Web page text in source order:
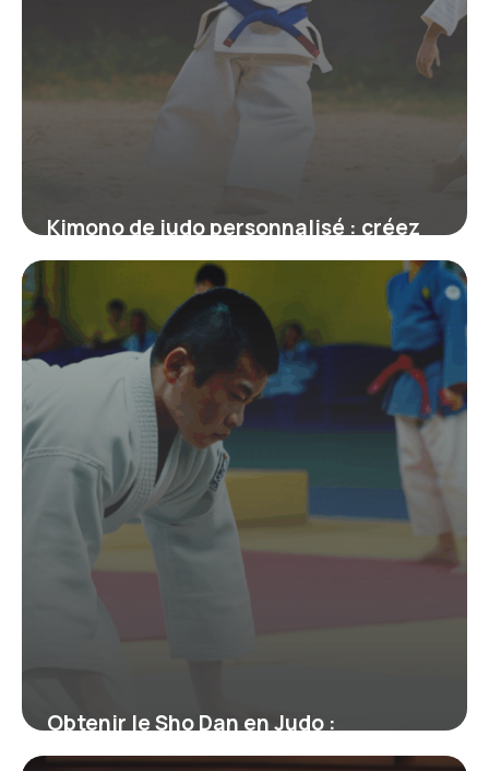
Kimono de judo personnalisé : créez
un judogi unique à votre image
19 juin 2026
Obtenir le Sho Dan en Judo :
Signification, Parcours et Enjeux